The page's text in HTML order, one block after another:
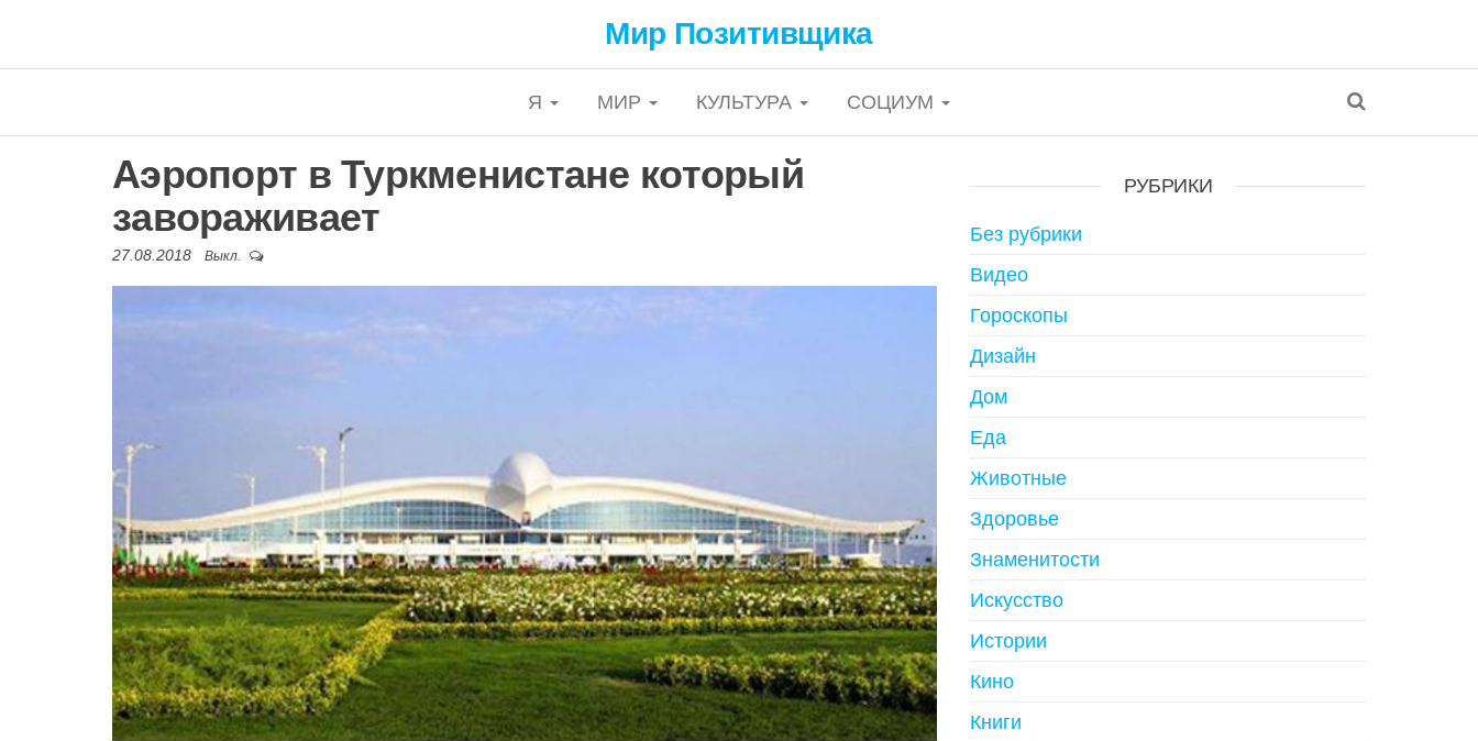
Мир Позитивщика
Я МИР КУЛЬТУРА СОЦИУМ
Аэропорт в Туркменистане который
завораживает
27.08.2018 Выкл.
РУБРИКИ
Без рубрики
Видео
Гороскопы
Дизайн
Дом
Еда
Животные
Здоровье
Знаменитости
Искусство
Истории
Кино
Книги